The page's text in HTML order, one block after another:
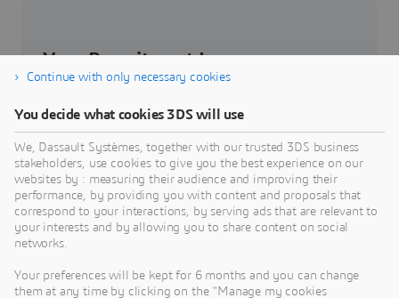
Your Recruitment Journey
Know more
Continue with only necessary cookies
You decide what cookies 3DS will use
We, Dassault Systèmes, together with our trusted 3DS business
stakeholders, use cookies to give you the best experience on our
websites by : measuring their audience and improving their
performance, by providing you with content and proposals that
correspond to your interactions, by serving ads that are relevant to
your interests and by allowing you to share content on social
networks.
Your preferences will be kept for 6 months and you can change
them at any time by clicking on the "Manage my cookies